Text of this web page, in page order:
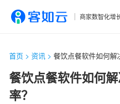
商家数智化增
首页 > 资讯> 餐饮点餐软件如何解
餐饮点餐软件如何
率？